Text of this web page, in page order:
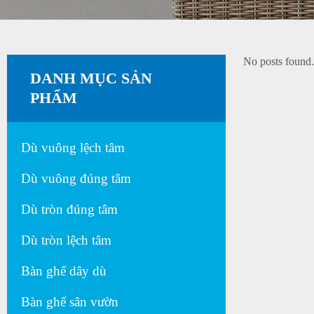
No posts found.
DANH MỤC SẢN
PHẨM
Dù vuông lệch tâm
Dù vuông đúng tâm
Dù tròn đúng tâm
Dù tròn lệch tâm
Bàn ghế dây dù
Bàn ghế sân vườn